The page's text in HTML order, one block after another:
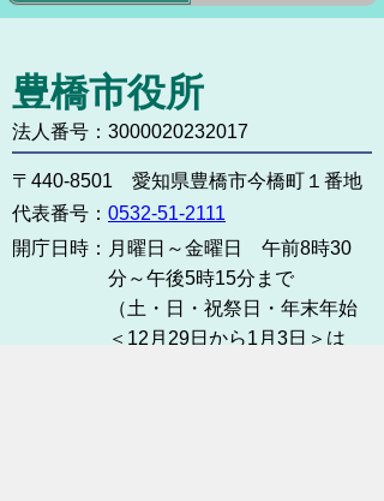
豊橋市役所
法人番号：3000020232017
〒440-8501 愛知県豊橋市今橋町１番地
代表番号： 0532-51-2111
開庁日時： 月曜日～金曜日 午前8時30
分～午後5時15分まで
（土・日・祝祭日・年末年始
＜12月29日から1月3日＞は